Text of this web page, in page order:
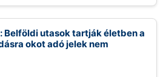
Belföldi utasok tartják életben a
okot adó jelek nem